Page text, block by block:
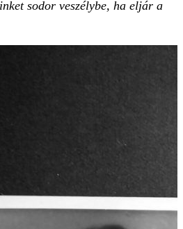
sodor veszélybe, ha eljár a